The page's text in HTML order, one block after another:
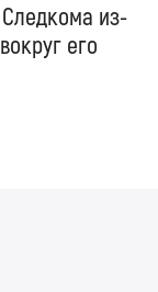
из-
его